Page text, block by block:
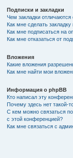
Подписки и закладки
Чем закладки отличаются
Как мне сделать
Как мне подписаться на
Как мне отказаться от
Вложения
Какие вложения
Как мне найти мои
Информация о phpBB
Кто написал эту
Почему здесь нет такой-
С кем можно связаться
с этой конференцией?
Как мне связаться с